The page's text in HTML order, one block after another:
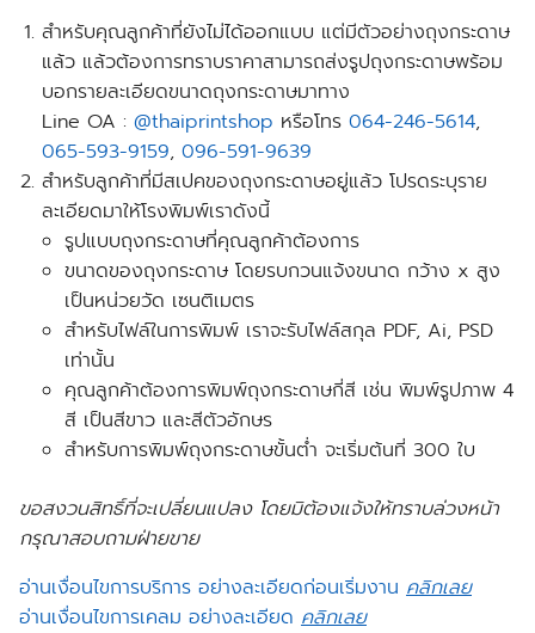
สำหรับคุณลูกค้าที่ยังไม่ได้ออกแบบ แต่มีตัวอย่างถุงกระดาษ
แล้ว แล้วต้องการทราบราคาสามารถส่งรูปถุงกระดาษพร้อม
บอกรายละเอียดขนาดถุงกระดาษมาทาง
Line OA : @thaiprintshop หรือโทร064-246-5614,
065-593-9159,096-591-9639
สำหรับลูกค้าที่มีสเปคของถุงกระดาษอยู่แล้ว โปรดระบุราย
ละเอียดมาให้โรงพิมพ์เราดังนี้
รูปแบบถุงกระดาษที่คุณลูกค้าต้องการ
ขนาดของถุงกระดาษ โดยรบกวนแจ้งขนาด กว้าง x สูง
เป็นหน่วยวัด เซนติเมตร
สำหรับไฟล์ในการพิมพ์ เราจะรับไฟล์สกุล PDF, Ai, PSD
เท่านั้น
คุณลูกค้าต้องการพิมพ์ถุงกระดาษกี่สี เช่น พิมพ์รูปภาพ 4
สี เป็นสีขาว และสีตัวอักษร
สำหรับการพิมพ์ถุงกระดาษขั้นต่ำ จะเริ่มต้นที่ 300 ใบ
ขอสงวนสิทธิ์ที่จะเปลี่ยนแปลง โดยมิต้องแจ้งให้ทราบล่วงหน้า
กรุณาสอบถามฝ่ายขาย
อ่านเงื่อนไขการบริการ อย่างละเอียดก่อนเริ่มงาน คลิกเลย
อ่านเงื่อนไขการเคลม อย่างละเอียด คลิกเลย